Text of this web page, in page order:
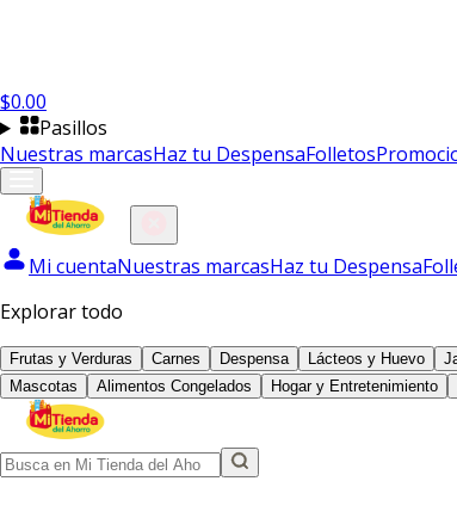
$0.00
Pasillos
Nuestras marcasHaz tu DespensaFolletos
Mi cuentaNuestras marcasHaz tu Despensa
Explorar todo
Frutas y Verduras Carnes Despensa Lácteos y Huevo
Mascotas
Alimentos Congelados Hogar y Entretenimiento